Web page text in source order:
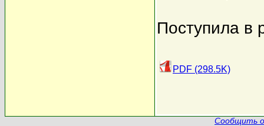
Поступила в
PDF (298.5K)
Сообщить о